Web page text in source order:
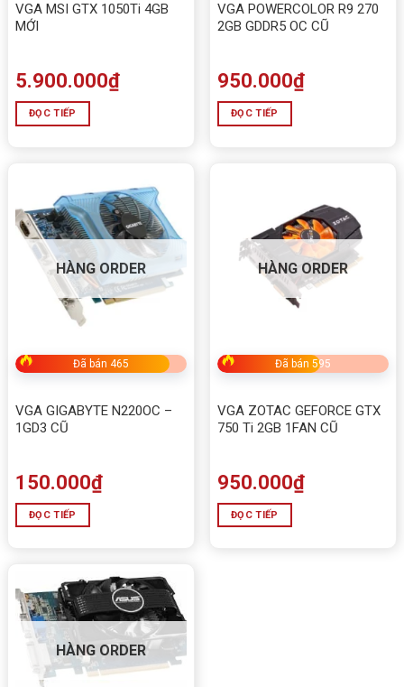
VGA MSI GTX 1050Ti 4GB
MỚI
5.900.000₫
ĐỌC TIẾP
VGA POWERCOLOR R9 270
2GB GDDR5 OC CŨ
950.000₫
ĐỌC TIẾP
HÀNG ORDER
Đã bán 465
VGA GIGABYTE N220OC –
1GD3 CŨ
150.000₫
ĐỌC TIẾP
HÀNG ORDER
Đã bán 595
VGA ZOTAC GEFORCE GTX
750 Ti 2GB 1FAN CŨ
950.000₫
ĐỌC TIẾP
HÀNG ORDER